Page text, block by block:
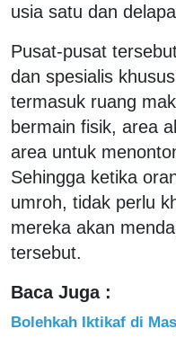
usia satu dan
Pusat-pusat
dan spesialis
termasuk ruang
bermain fisik, area
area untuk
Sehingga ketika
umroh, tidak perlu
mereka akan
tersebut.
Baca Juga :
Bolehkah Iktikaf di